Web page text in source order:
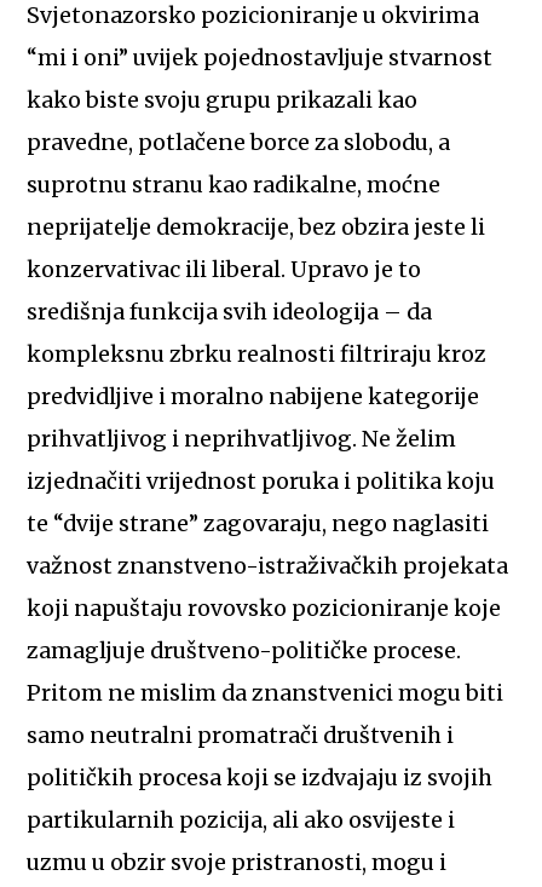
Svjetonazorsko pozicioniranje u okvirima
“mi i oni” uvijek pojednostavljuje stvarnost
kako biste svoju grupu prikazali kao
pravedne, potlačene borce za slobodu, a
suprotnu stranu kao radikalne, moćne
neprijatelje demokracije, bez obzira jeste li
konzervativac ili liberal. Upravo je to
središnja funkcija svih ideologija – da
kompleksnu zbrku realnosti filtriraju kroz
predvidljive i moralno nabijene kategorije
prihvatljivog i neprihvatljivog. Ne želim
izjednačiti vrijednost poruka i politika koju
te “dvije strane” zagovaraju, nego naglasiti
važnost znanstveno-istraživačkih projekata
koji napuštaju rovovsko pozicioniranje koje
zamagljuje društveno-političke procese.
Pritom ne mislim da znanstvenici mogu biti
samo neutralni promatrači društvenih i
političkih procesa koji se izdvajaju iz svojih
partikularnih pozicija, ali ako osvijeste i
uzmu u obzir svoje pristranosti, mogu i